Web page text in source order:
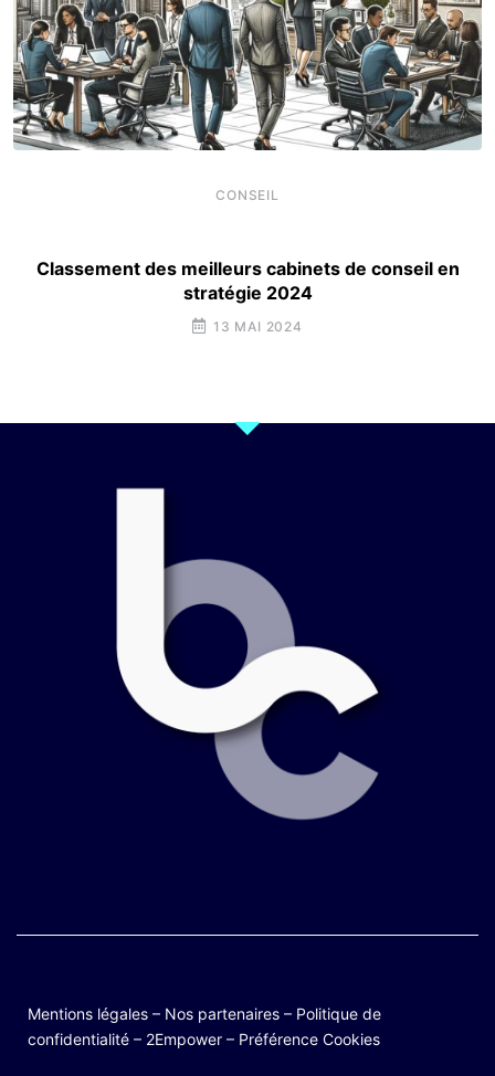
CONSEIL
Classement des meilleurs cabinets de conseil en
stratégie 2024
13 MAI 2024
Mentions légales – Nos partenaires – Politique de
confidentialité – 2Empower – Préférence Cookies